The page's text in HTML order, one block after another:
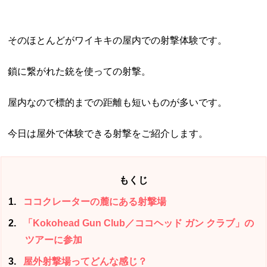
そのほとんどがワイキキの屋内での射撃体験です。
鎖に繋がれた銃を使っての射撃。
屋内なので標的までの距離も短いものが多いです。
今日は屋外で体験できる射撃をご紹介します。
もくじ
1 ココクレーターの麓にある射撃場
2
「Kokohead Gun Club／ココヘッド ガン クラブ」の
ツアーに参加
3 屋外射撃場ってどんな感じ？